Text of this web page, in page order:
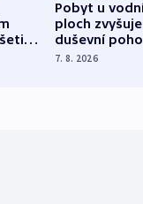
Pobyt u
ploch zvyšuje
duševní
ukázala
7. 8. 2026